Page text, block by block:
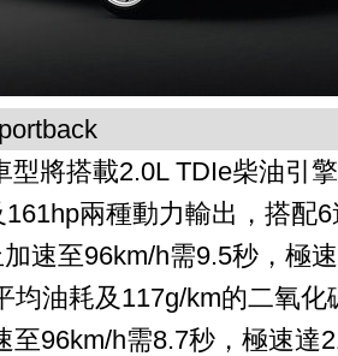
型將搭載2.0L TDIe柴油引
兩種動力輸出，搭配
速至96km/h需9.5秒，極
均油耗及117g/km的二氧化
至96km/h需8.7秒，極速達